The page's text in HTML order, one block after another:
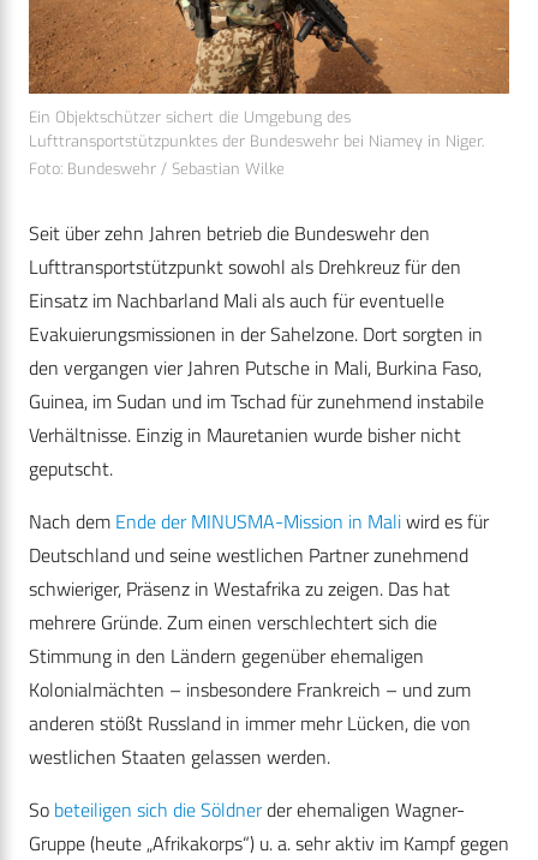
Ein Objektschützer sichert die Umgebung des
Lufttransportstützpunktes der Bundeswehr bei Niamey in Niger.
Foto: Bundeswehr / Sebastian Wilke
Seit über zehn Jahren betrieb die Bundeswehr den
Lufttransportstützpunkt sowohl als Drehkreuz für den
Einsatz im Nachbarland Mali als auch für eventuelle
Evakuierungsmissionen in der Sahelzone. Dort sorgten in
den vergangen vier Jahren Putsche in Mali, Burkina Faso,
Guinea, im Sudan und im Tschad für zunehmend instabile
Verhältnisse. Einzig in Mauretanien wurde bisher nicht
geputscht.
Nach dem Ende der MINUSMA-Mission in Maliwird es für
Deutschland und seine westlichen Partner zunehmend
schwieriger, Präsenz in Westafrika zu zeigen. Das hat
mehrere Gründe. Zum einen verschlechtert sich die
Stimmung in den Ländern gegenüber ehemaligen
Kolonialmächten – insbesondere Frankreich – und zum
anderen stößt Russland in immer mehr Lücken, die von
westlichen Staaten gelassen werden.
So beteiligen sich die Söldnerder ehemaligen Wagner-
Gruppe (heute „Afrikakorps“) u. a. sehr aktiv im Kampf gegen